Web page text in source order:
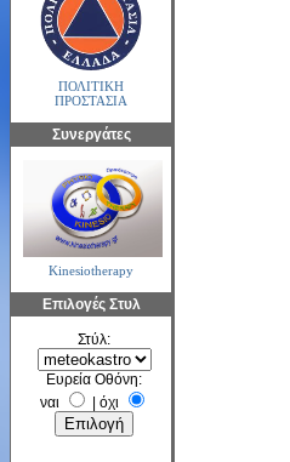
ΠΟΛΙΤΙΚΗ
ΠΡΟΣΤΑΣΙΑ
Συνεργάτες
Kinesiotherapy
Επιλογές Στυλ
Στύλ:
Ευρεία Οθόνη:
ναι
όχι